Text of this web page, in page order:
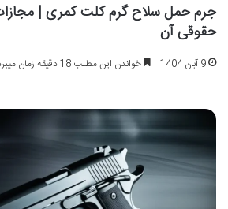
جرم حمل سلاح گرم کلت کمری |
حقوقی آن
9 آبان 1404 خواندن این مطلب 18 دقیقه زمان میبرد